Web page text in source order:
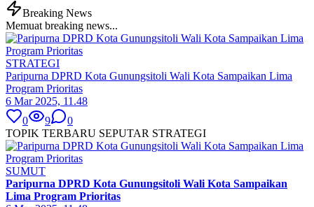
Breaking News
Memuat breaking news...
STRATEGI
Paripurna DPRD Kota Gunungsitoli Wali Kota Sampaikan Lima
Program Prioritas
6 Mar 2025, 11.48
0
9
0
TOPIK TERBARU SEPUTAR STRATEGI
SUMUT
Paripurna DPRD Kota Gunungsitoli Wali Kota Sampaikan
Lima Program Prioritas